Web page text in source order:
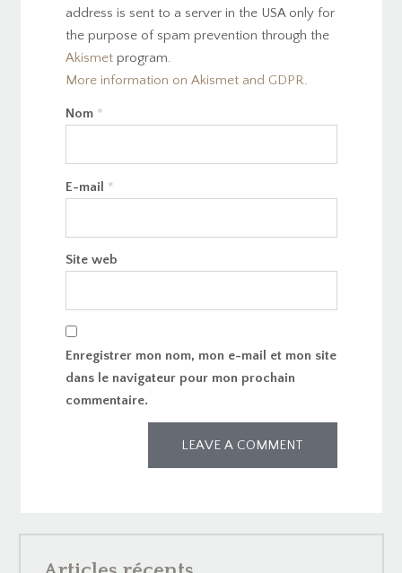
address is sent to a server in the USA only for
the purpose of spam prevention through the
Akismetprogram.
More information on Akismet and GDPR.
Nom *
E-mail *
Site web
Enregistrer mon nom, mon e-mail et mon site
dans le navigateur pour mon prochain
commentaire.